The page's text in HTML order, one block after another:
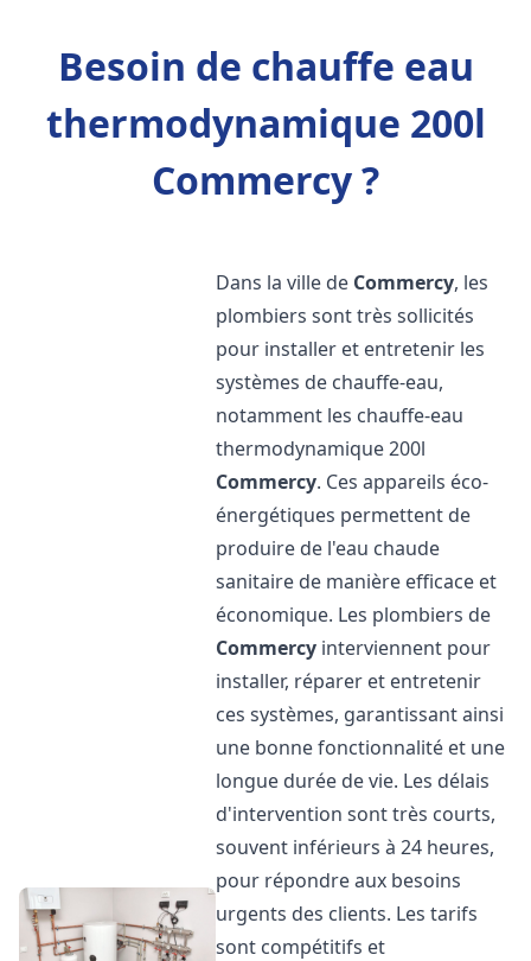
Besoin de chauffe eau
thermodynamique 200l
Commercy ?
Dans la ville de Commercy, les
plombiers sont très sollicités
pour installer et entretenir les
systèmes de chauffe-eau,
notamment les chauffe-eau
thermodynamique 200l
Commercy. Ces appareils éco-
énergétiques permettent de
produire de l'eau chaude
sanitaire de manière efficace et
économique. Les plombiers de
Commercy interviennent pour
installer, réparer et entretenir
ces systèmes, garantissant ainsi
une bonne fonctionnalité et une
longue durée de vie. Les délais
d'intervention sont très courts,
souvent inférieurs à 24 heures,
pour répondre aux besoins
urgents des clients. Les tarifs
sont compétitifs et